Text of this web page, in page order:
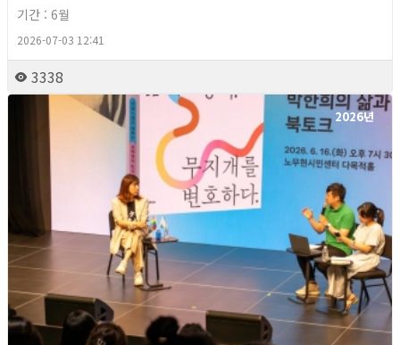
기간 : 6월
2026-07-03 12:41
3338
2026년